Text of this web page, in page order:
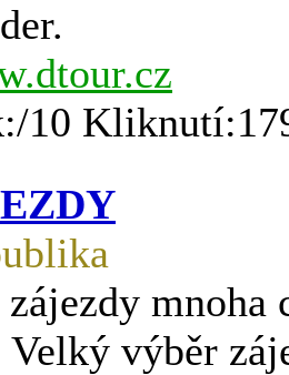
10
mnoha
výběr